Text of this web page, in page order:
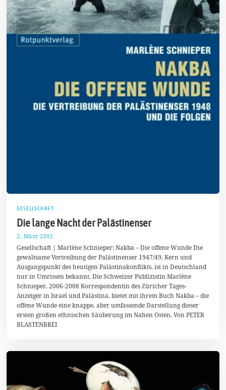
GESELLSCHAFT
Die lange Nacht der Palästinenser
2. März 2012
A
p
r
i
l
2
0
1
Gesellschaft | Marlène Schnieper: Nakba – Die offene Wunde Die
gewaltsame Vertreibung der Palästinenser 1947/49, Kern und
Ausgangspunkt des heutigen Palästinakonflikts, ist in Deutschland
nur in Umrissen bekannt. Die Schweizer Publizistin Marlène
Schnieper, 2006-2008 Korrespondentin des Züricher Tages-
Anzeiger in Israel und Palästina, bietet mit ihrem Buch Nakba – die
offene Wunde eine knappe, aber umfassende Darstellung dieser
ersten großen ethnischen Säuberung im Nahen Osten. Von PETER
BLASTENBREI